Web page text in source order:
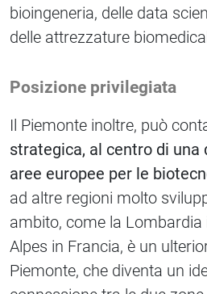
bioingeneria, delle data
delle attrezzature
Posizione privilegiata
Il Piemonte inoltre, può
strategica, al centro di una
aree europee per le
ad altre regioni molto
ambito, come la Lombardia
Alpes in Francia, è un
Piemonte, che diventa un